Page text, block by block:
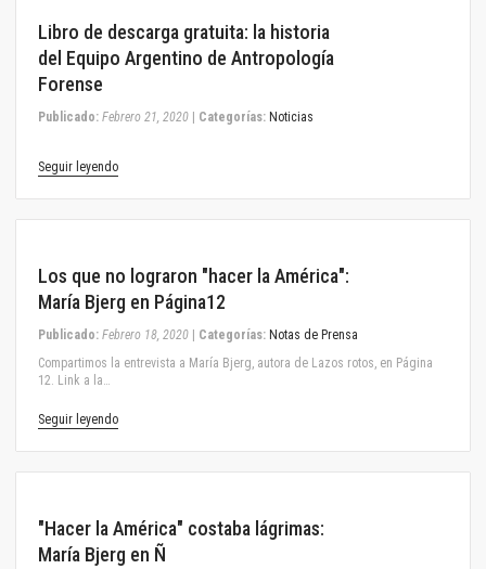
Libro de descarga gratuita: la historia
del Equipo Argentino de Antropología
Forense
Publicado: Febrero 21, 2020 Categorías: Noticias
Seguir leyendo
Los que no lograron "hacer la América":
María Bjerg en Página12
Publicado: Febrero 18, 2020 Categorías: Notas de Prensa
Compartimos la entrevista a María Bjerg, autora de Lazos rotos, en Página
12. Link a la…
Seguir leyendo
"Hacer la América" costaba lágrimas:
María Bjerg en Ñ